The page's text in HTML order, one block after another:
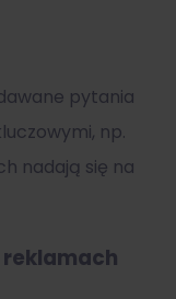
pytania
np.
nadają się na
reklamach